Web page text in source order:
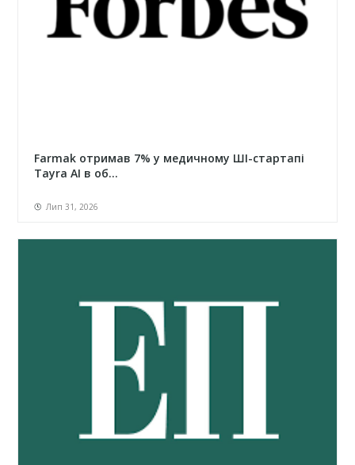
Farmak отримав 7% у медичному ШІ-стартапі
Tayra AI в об...
Лип 31, 2026